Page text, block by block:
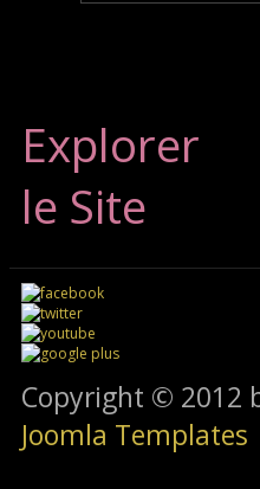
Explorer
le Site
Copyright © 2012
Joomla Templates